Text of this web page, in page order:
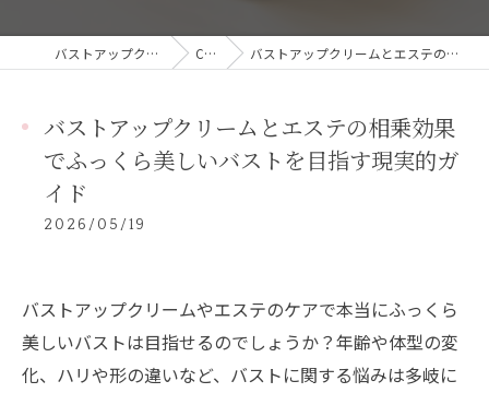
バストアップクリームならTwelve Vivid Style COLUMN バストアップクリームとエステの相乗効果でふっくら美しいバストを目指す現実的ガイド
バストアップクリームとエステの相乗効果
でふっくら美しいバストを目指す現実的ガ
イド
2026/05/19
バストアップクリームやエステのケアで本当にふっくら
美しいバストは目指せるのでしょうか？年齢や体型の変
化、ハリや形の違いなど、バストに関する悩みは多岐に